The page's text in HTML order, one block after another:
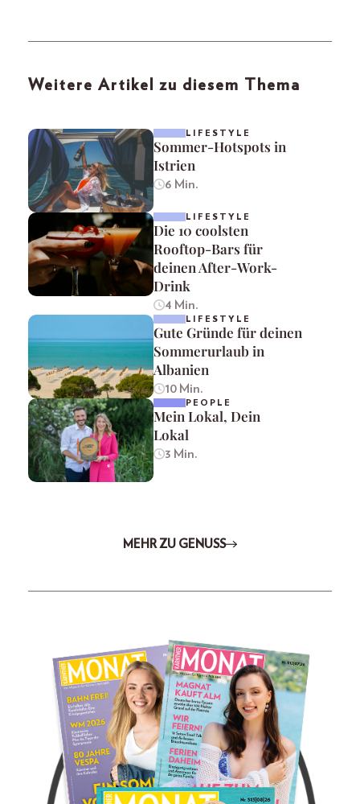
Weitere Artikel zu diesem Thema
LIFESTYLE
Sommer-Hotspots in
Istrien
6 Min.
LIFESTYLE
Die 10 coolsten
Rooftop-Bars für
deinen After-Work-
Drink
4 Min.
LIFESTYLE
Gute Gründe für deinen
Sommerurlaub in
Albanien
10 Min.
PEOPLE
Mein Lokal, Dein
Lokal
3 Min.
MEHR ZU GENUSS